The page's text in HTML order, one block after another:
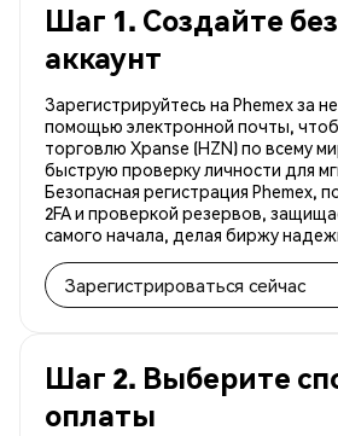
Шаг 1. Создайте
аккаунт
Зарегистрируйтесь на Phemex за
помощью электронной почты,
торговлю Xpanse (HZN) по всему
быструю проверку личности для
Безопасная регистрация Phemex,
2FA и проверкой резервов,
самого начала, делая биржу
Зарегистрироваться сейчас
Шаг 2. Выберите
оплаты